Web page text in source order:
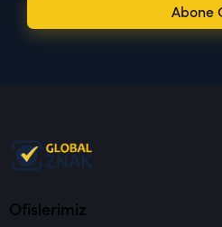
Abone
Ofislerimiz